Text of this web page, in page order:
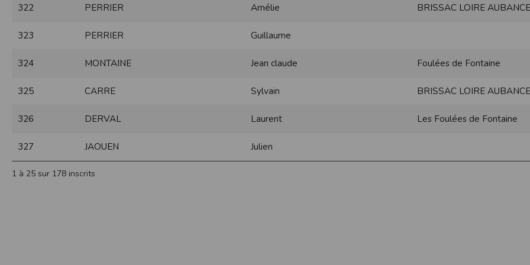
322 PERRIER Amélie BRISSAC LOIRE
323 PERRIER Guillaume
324 MONTAINE Jean claude Foulées de Fontaine
325 CARRE Sylvain BRISSAC LOIRE
326 DERVAL Laurent Les Foulées de Fontaine
327 JAOUEN Julien
1 à 25 sur 178 inscrits
Sécurisation des données
Toutes les communications entre votre navigateur et nos serveurs utilisent le protocole HTTPS qui crypte les
sécurisation des mots de passe. Enfin, les communications entre nos différents serveurs se font sur un réseau privé
Paramétrer votre navigateur internet
Vous pouvez à tout moment choisir de désactiver les cookies sur votre ordinateur. Notez cependant que votre
encore la perte de vos préférences sur certaines pages.
Internet Explorer